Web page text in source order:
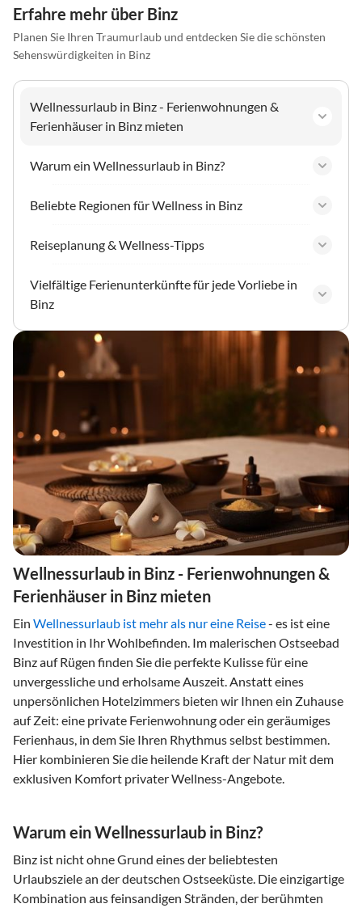
Erfahre mehr über Binz
Planen Sie Ihren Traumurlaub und entdecken Sie die schönsten
Sehenswürdigkeiten in Binz
Wellnessurlaub in Binz - Ferienwohnungen &
Ferienhäuser in Binz mieten
Warum ein Wellnessurlaub in Binz?
Beliebte Regionen für Wellness in Binz
Reiseplanung & Wellness-Tipps
Vielfältige Ferienunterkünfte für jede Vorliebe in
Binz
Wellnessurlaub in Binz - Ferienwohnungen &
Ferienhäuser in Binz mieten
Ein Wellnessurlaub ist mehr als nur eine Reise- es ist eine
Investition in Ihr Wohlbefinden. Im malerischen Ostseebad
Binz auf Rügen finden Sie die perfekte Kulisse für eine
unvergessliche und erholsame Auszeit. Anstatt eines
unpersönlichen Hotelzimmers bieten wir Ihnen ein Zuhause
auf Zeit: eine private Ferienwohnung oder ein geräumiges
Ferienhaus, in dem Sie Ihren Rhythmus selbst bestimmen.
Hier kombinieren Sie die heilende Kraft der Natur mit dem
exklusiven Komfort privater Wellness-Angebote.
Warum ein Wellnessurlaub in Binz?
Binz ist nicht ohne Grund eines der beliebtesten
Urlaubsziele an der deutschen Ostseeküste. Die einzigartige
Kombination aus feinsandigen Stränden, der berühmten